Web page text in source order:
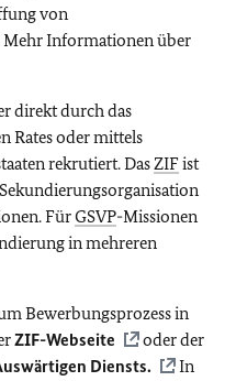
von
Mehr Informationen über
direkt durch das
Rates oder mittels
rekrutiert. DasZIFist
FürGSVP-Missionen
in mehreren
Bewerbungsprozess in
ZIF-Webseite
oder der
Diensts.
In